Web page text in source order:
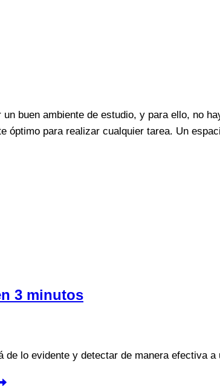
buen ambiente de estudio, y para ello, no
óptimo para realizar cualquier tarea. Un
3 minutos
lo evidente y detectar de manera efectiva a